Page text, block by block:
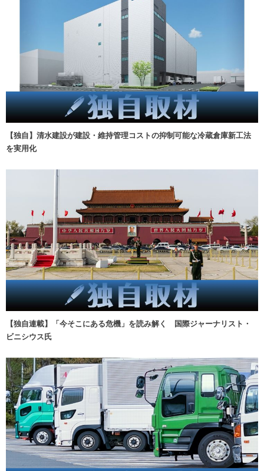
【独自】清水建設が建設・維持管理コストの抑制可能な冷蔵倉庫新工法
を実用化
【独自連載】「今そこにある危機」を読み解く 国際ジャーナリスト・
ビニシウス氏